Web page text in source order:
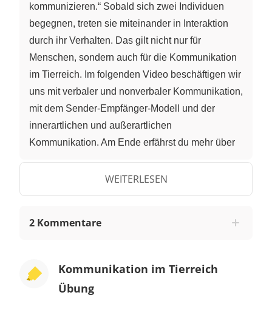
kommunizieren.“ Sobald sich zwei Individuen
begegnen, treten sie miteinander in Interaktion
durch ihr Verhalten. Das gilt nicht nur für
Menschen, sondern auch für die Kommunikation
im Tierreich. Im folgenden Video beschäftigen wir
uns mit verbaler und nonverbaler Kommunikation,
mit dem Sender-Empfänger-Modell und der
innerartlichen und außerartlichen
Kommunikation. Am Ende erfährst du mehr über
Effekt.Doch was verstehen wir unter
Kommunikation überhaupt? Das ist eine
Informationsübertragung. Sie findet zwischen
engeren Sinne Sprache, also Laut-, aber auch
Gebärden- und Schriftsprache. Viele Tiere nutzen
WEITERLESEN
2 Kommentare
Kommunikation im Tierreich
Übung